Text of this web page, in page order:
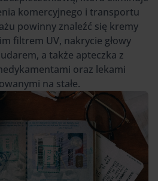
komercyjnego i transportu
powinny znaleźć się kremy
filtrem UV, nakrycie głowy
a także apteczka z
oraz lekami
na stałe.